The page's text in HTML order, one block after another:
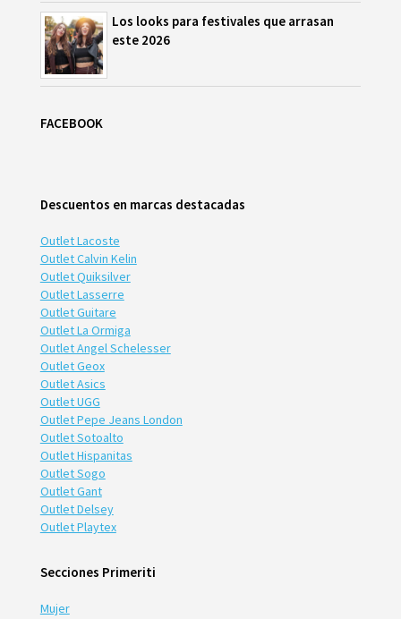
Los looks para festivales que arrasan
este 2026
FACEBOOK
Descuentos en marcas destacadas
Outlet Lacoste
Outlet Calvin Kelin
Outlet Quiksilver
Outlet Lasserre
Outlet Guitare
Outlet La Ormiga
Outlet Angel Schelesser
Outlet Geox
Outlet Asics
Outlet UGG
Outlet Pepe Jeans London
Outlet Sotoalto
Outlet Hispanitas
Outlet Sogo
Outlet Gant
Outlet Delsey
Outlet Playtex
Secciones Primeriti
Mujer